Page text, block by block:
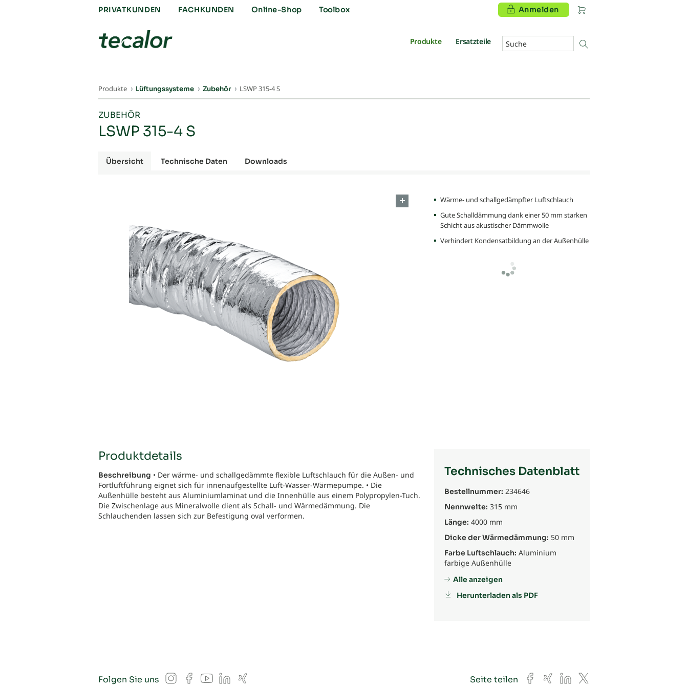
PRIVATKUNDEN FACHKUNDEN Online-Shop Toolbox Anmelden
Produkte Ersatzteile
Produkte Lüftungssysteme Zubehör LSWP 315-4 S
ZUBEHÖR
LSWP 315-4 S
Übersicht Technische Daten Downloads
Wärme- und schallgedämpfter Luftschlauch
Gute Schalldämmung dank einer 50 mm starken
Schicht aus akustischer Dämmwolle
Verhindert Kondensatbildung an der Außenhülle
Produktdetails
Beschreibung • Der wärme- und schallgedämmte flexible Luftschlauch für die Außen- und
Fortluftführung eignet sich für innenaufgestellte Luft-Wasser-Wärmepumpe. • Die
Außenhülle besteht aus Aluminiumlaminat und die Innenhülle aus einem Polypropylen-Tuch.
Die Zwischenlage aus Mineralwolle dient als Schall- und Wärmedämmung. Die
Schlauchenden lassen sich zur Befestigung oval verformen.
Technisches Datenblatt
Bestellnummer: 234646
Nennweite: 315 mm
Länge: 4000 mm
Dicke der Wärmedämmung: 50 mm
Farbe Luftschlauch: Aluminium
farbige Außenhülle
Alle anzeigen
Herunterladen als PDF
Folgen Sie uns Instagram
Facebook
YouTube
LinkedIn
Xing Seite teilen Facebook
XingLinkedIn
X